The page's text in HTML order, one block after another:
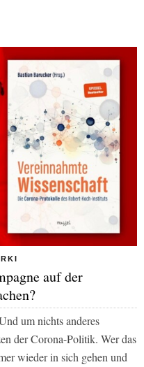
auf der
um nichts anderes
der Corona-Politik. Wer das
wieder in sich gehen und